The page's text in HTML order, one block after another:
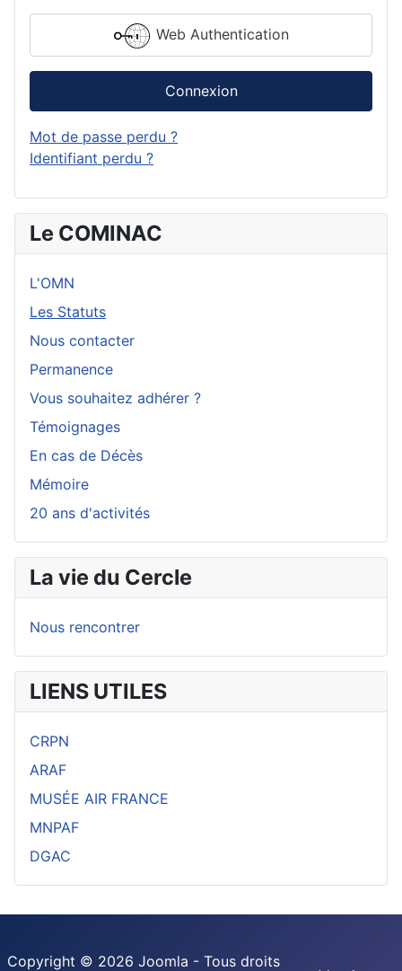
Web Authentication
Connexion
Mot de passe perdu ?
Identifiant perdu ?
Le COMINAC
L'OMN
Les Statuts
Nous contacter
Permanence
Vous souhaitez adhérer ?
Témoignages
En cas de Décès
Mémoire
20 ans d'activités
La vie du Cercle
Nous rencontrer
LIENS UTILES
CRPN
ARAF
MUSÉE AIR FRANCE
MNPAF
DGAC
Copyright © 2026 Joomla - Tous droits